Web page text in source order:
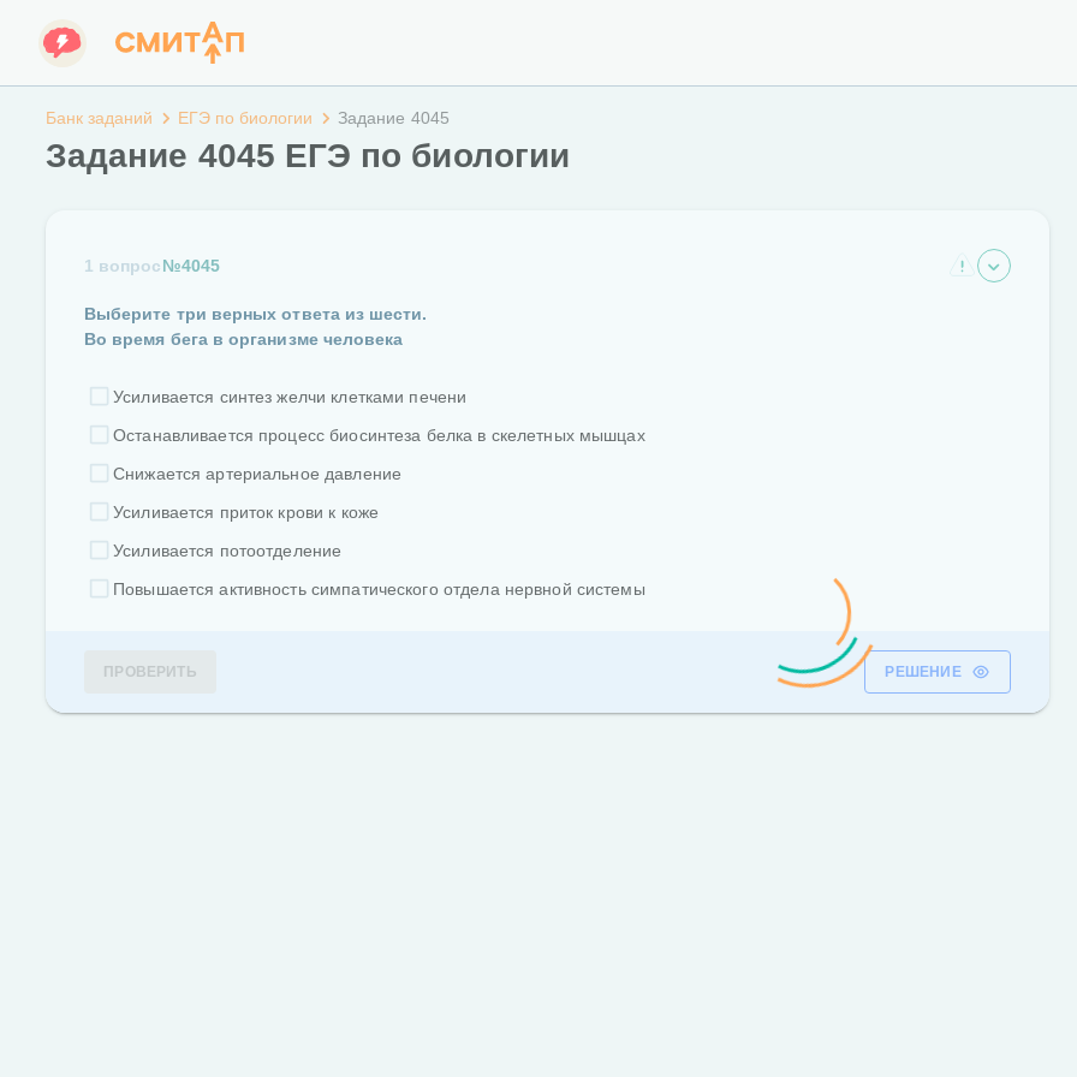
Банк заданий ЕГЭ по биологии Задание 4045
Задание 4045 ЕГЭ по биологии
1 вопрос№4045
Выберите три верных ответа из шести.
Во время бега в организме человека
Усиливается синтез желчи клетками печени
Останавливается процесс биосинтеза белка в скелетных мышцах
Снижается артериальное давление
Усиливается приток крови к коже
Усиливается потоотделение
Повышается активность симпатического отдела нервной системы
ПРОВЕРИТЬ РЕШЕНИЕ